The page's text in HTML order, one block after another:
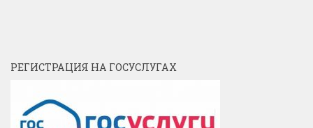
РЕГИСТРАЦИЯ НА ГОСУСЛУГАХ